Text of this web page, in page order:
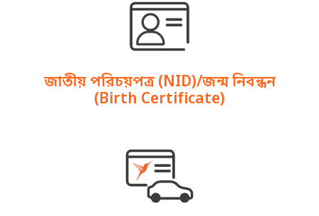
জাতীয় পরিচয়পত্র (NID)/জন্ম নিবন্ধন
(Birth Certificate)